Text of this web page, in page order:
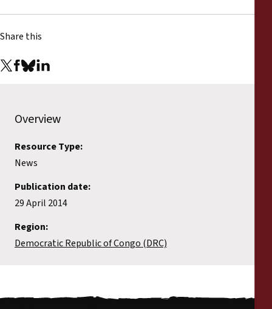
Share this
Overview
Resource Type:
News
Publication date:
29 April 2014
Region:
Democratic Republic of Congo (DRC)